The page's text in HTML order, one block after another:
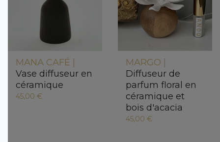
MANA CAFÉ |
Vase diffuseur en
céramique
45,00 €
MARGO |
Diffuseur de
parfum floral en
céramique et
bois d'acacia
45,00 €